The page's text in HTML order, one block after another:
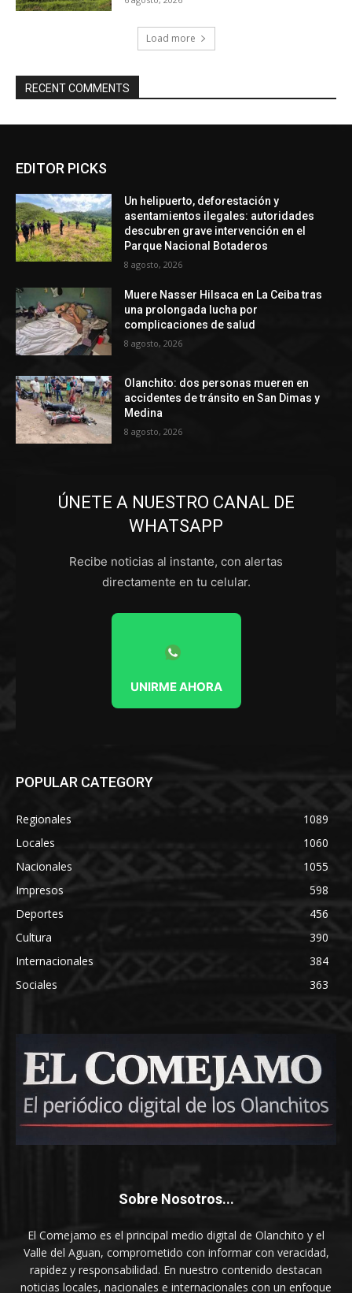
Load more
RECENT COMMENTS
EDITOR PICKS
Un helipuerto, deforestación y
asentamientos ilegales: autoridades
descubren grave intervención en el
Parque Nacional Botaderos
8 agosto, 2026
Muere Nasser Hilsaca en La Ceiba tras
una prolongada lucha por
complicaciones de salud
8 agosto, 2026
Olanchito: dos personas mueren en
accidentes de tránsito en San Dimas y
Medina
8 agosto, 2026
ÚNETE A NUESTRO CANAL DE
WHATSAPP
Recibe noticias al instante, con alertas
directamente en tu celular.
UNIRME AHORA
POPULAR CATEGORY
Regionales
1089
Locales
1060
Nacionales
1055
Impresos
598
Deportes
456
Cultura
390
Internacionales
384
Sociales
363
Sobre Nosotros...
El Comejamo es el principal medio digital de Olanchito y el
Valle del Aguan, comprometido con informar con veracidad,
rapidez y responsabilidad. En nuestro contenido destacan
noticias locales, nacionales e internacionales con un enfoque